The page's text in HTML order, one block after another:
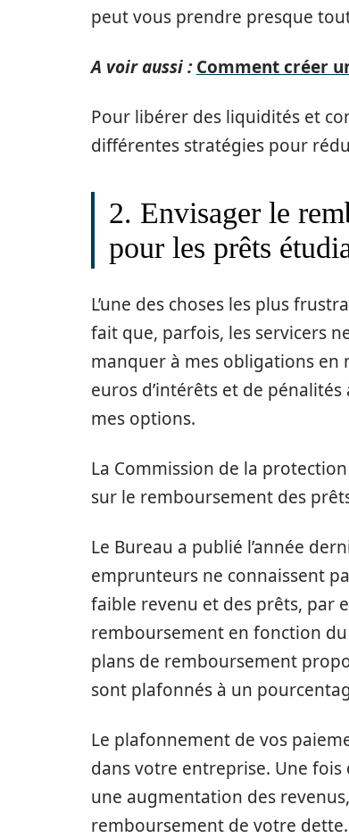
peut vous prendre presque
A voir aussi : Comment créer
Pour libérer des liquidités et
différentes stratégies pour
2. Envisager le
pour les prêts
L’une des choses les plus
fait que, parfois, les servicers
manquer à mes obligations en
euros d’intérêts et de
mes options.
La Commission de la
sur le remboursement des
Le Bureau a publié l’année
emprunteurs ne connaissent
faible revenu et des prêts, par
remboursement en fonction du
plans de remboursement
sont plafonnés à un
Le plafonnement de vos
dans votre entreprise. Une fois
une augmentation des
remboursement de votre dette.